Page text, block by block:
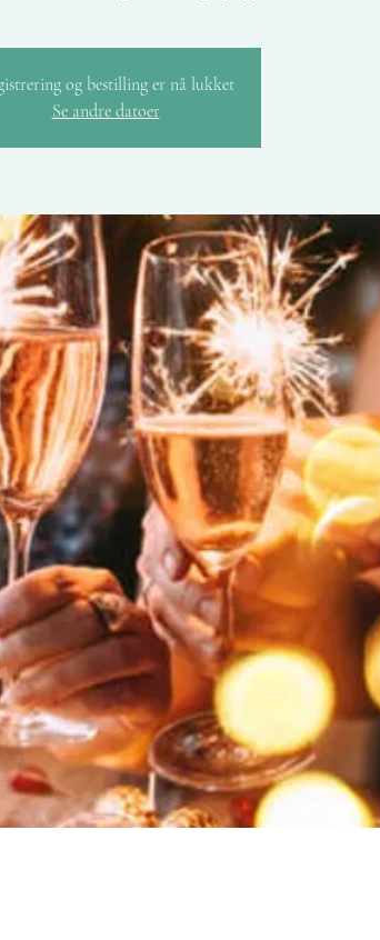
og bestilling er nå lukket
Se andre datoer